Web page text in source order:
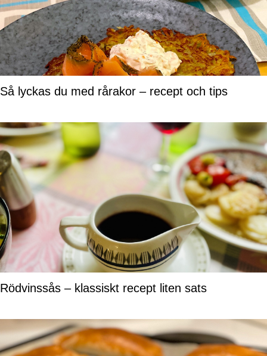
Så lyckas du med rårakor – recept och tips
Rödvinssås – klassiskt recept liten sats